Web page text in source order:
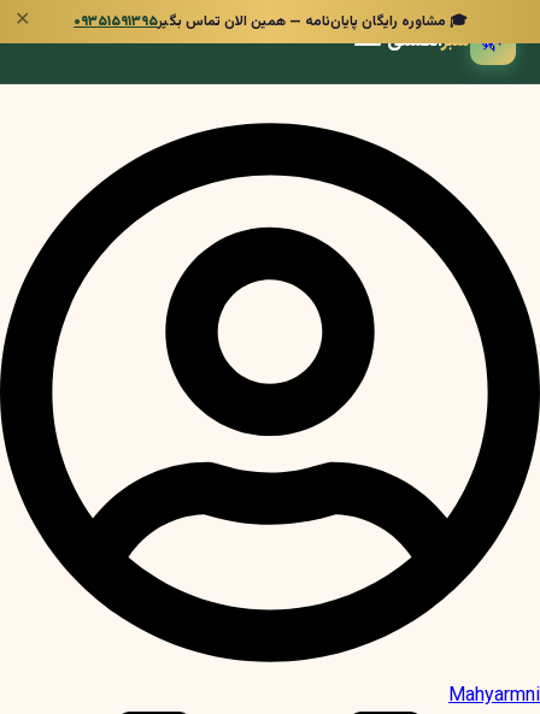
🎓 مشاوره رایگان پایان‌نامه — همین الان تماس بگیر۰۹۳۵۱۵۹۱۳۹۵ ✕
🌿 سبزانگشتی
Mahyarmni